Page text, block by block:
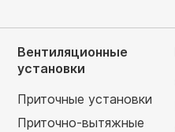
Вентиляционные
установки
Приточные установки
Приточно-вытяжные